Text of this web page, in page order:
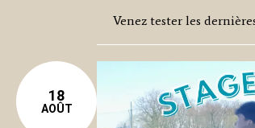
Venez tester les
18
AOÛT